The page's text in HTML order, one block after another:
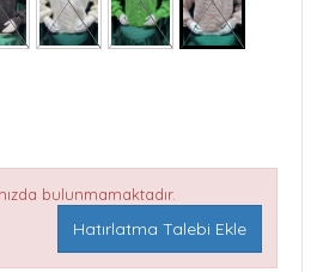
bulunmamaktadır.
Hatırlatma Talebi Ekle